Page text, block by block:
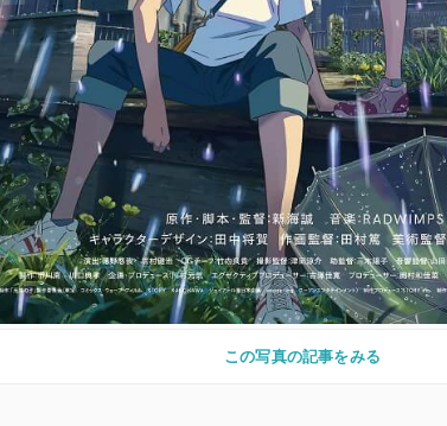
この写真の記事をみる